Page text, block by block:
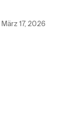
März 17, 2026